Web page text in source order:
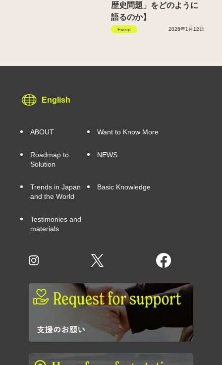
歴史問題」をどのように
語るのか】
Event 2026年1月12日
English
ABOUT Want to Know More
Roadmap to
Solution
NEWS
Trends in Japan
and the World
Basic Knowledge
Testimonies and
materials